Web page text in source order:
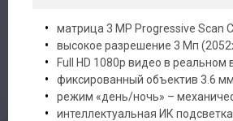
матрица 3 MP Progressive Scan
высокое разрешение 3 Мп
Full HD 1080p видео в реальном
фиксированный объектив 3.6 мм
режим «день/ночь» –
интеллектуальная ИК